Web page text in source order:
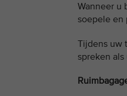
Wanneer u
soepele en
​Tijdens uw
spreken